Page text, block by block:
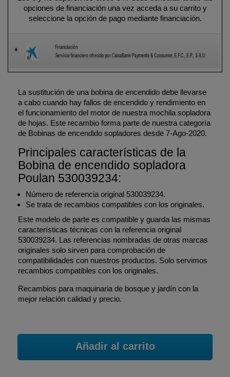
opciones de financiación una vez acceda a su carrito y
seleccione la opción de pago mediante financiación.
La sustitución de una bobina de encendido debe llevarse
a cabo cuando hay fallos de encendido y rendimiento en
el funcionamiento del motor de nuestra mochila sopladora
de hojas. Este recambio forma parte de nuestra categoría
de Bobinas de encendido sopladores desde 7-Ago-2020.
Principales características de la
Bobina de encendido sopladora
Poulan 530039234:
Número de referencia original 530039234.
Se trata de recambios compatibles con los originales.
Este modelo de parte es compatible y guarda las mismas
características técnicas con la referencia original
530039234. Las referencias nombradas de otras marcas
originales solo sirven para comprobación de
compatibilidades con nuestros productos. Solo servimos
recambios compatibles con los originales.
Recambios para maquinaria de bosque y jardín con la
mejor relación calidad y precio.
Añadir al carrito